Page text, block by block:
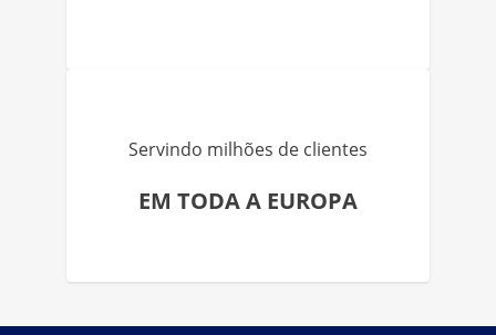
Servindo milhões de clientes
EM TODA A EUROPA